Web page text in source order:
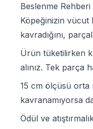
Beslenme Rehberi
Köpeğinizin vücut
kavradığını,
Ürün tüketilirken
alınız. Tek parça
15 cm ölçüsü orta
kavranamıyorsa
Ödül ve